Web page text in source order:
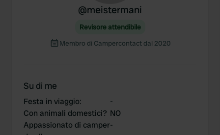
@meistermani
Revisore attendibile
Membro di Campercontact dal 2020
Su di me
Festa in viaggio:
-
Con animali domestici? NO
Appassionato di camper-